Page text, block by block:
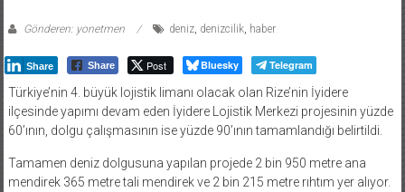
Gönderen: yonetmen deniz, denizcilik, haber
Share Share Post Bluesky Telegram
Türkiye’nin 4. büyük lojistik limanı olacak olan Rize’nin İyidere
ilçesinde yapımı devam eden İyidere Lojistik Merkezi projesinin yüzde
60’ının, dolgu çalışmasının ise yüzde 90’ının tamamlandığı belirtildi.
Tamamen deniz dolgusuna yapılan projede 2 bin 950 metre ana
mendirek 365 metre tali mendirek ve 2 bin 215 metre rıhtım yer alıyor.